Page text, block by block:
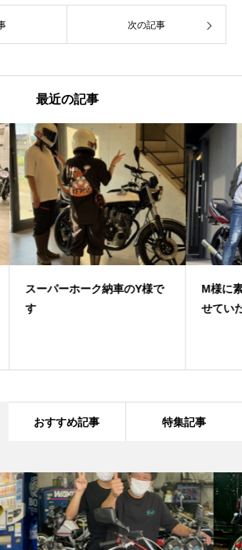
次の記事
最近の記事
のY様で
M様に素敵なお車をご納車さ
おすすめ記事 特集記事